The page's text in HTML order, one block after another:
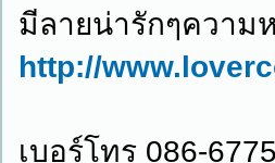
มีลายน่ารักๆความ
http://
เบอร์โทร 086-